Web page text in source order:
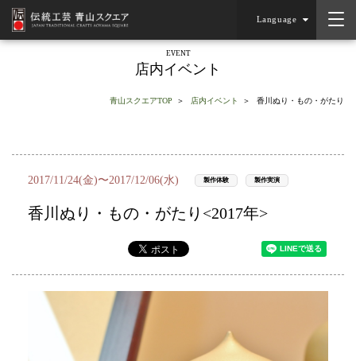
Language
EVENT
店内イベント
青山スクエアTOP 店内イベント 香川ぬり・もの・がたり
2017/11/24(金)〜2017/12/06(水) 製作体験 製作実演
香川ぬり・もの・がたり<2017年>